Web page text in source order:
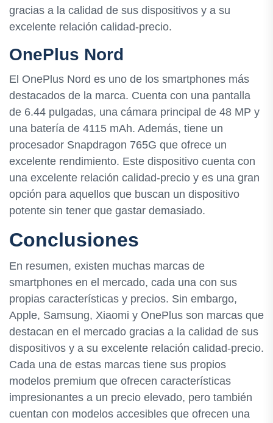
gracias a la calidad de sus dispositivos y a su
excelente relación calidad-precio.
OnePlus Nord
El OnePlus Nord es uno de los smartphones más
destacados de la marca. Cuenta con una pantalla
de 6.44 pulgadas, una cámara principal de 48 MP y
una batería de 4115 mAh. Además, tiene un
procesador Snapdragon 765G que ofrece un
excelente rendimiento. Este dispositivo cuenta con
una excelente relación calidad-precio y es una gran
opción para aquellos que buscan un dispositivo
potente sin tener que gastar demasiado.
Conclusiones
En resumen, existen muchas marcas de
smartphones en el mercado, cada una con sus
propias características y precios. Sin embargo,
Apple, Samsung, Xiaomi y OnePlus son marcas que
destacan en el mercado gracias a la calidad de sus
dispositivos y a su excelente relación calidad-precio.
Cada una de estas marcas tiene sus propios
modelos premium que ofrecen características
impresionantes a un precio elevado, pero también
cuentan con modelos accesibles que ofrecen una